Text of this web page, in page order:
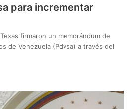
para incrementar
firmaron un memorándum de
de Venezuela (Pdvsa) a través del